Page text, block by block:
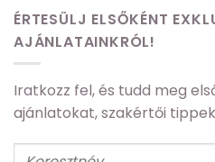
ÉRTESÜLJ ELSŐKÉNT
AJÁNLATAINKRÓL!
Iratkozz fel, és tudd meg
ajánlatokat, szakértői